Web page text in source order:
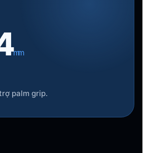
mm
palm grip.